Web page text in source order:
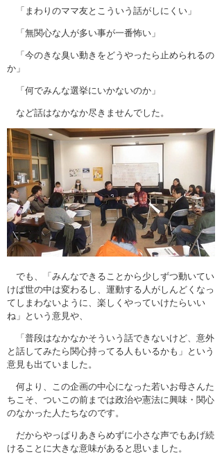
「まわりのママ友とこういう話がしにくい」
「無関心な人が多い事が一番怖い」
「今のきな臭い動きをどうやったら止められるの
か」
「何でみんな選挙にいかないのか」
など話はなかなか尽きませんでした。
でも、「みんなできることから少しずつ動いてい
けば世の中は変わるし、運動する人がしんどくなっ
てしまわないように、楽しくやっていけたらいい
ね」という意見や、
「普段はなかなかそういう話できないけど、意外
と話してみたら関心持ってる人もいるかも」という
意見も出ていました。
何より、この企画の中心になった若いお母さんた
ちこそ、ついこの前までは政治や憲法に興味・関心
のなかった人たちなのです。
だからやっぱりあきらめずに小さな声でもあげ続
けることに大きな意味があると思いました。